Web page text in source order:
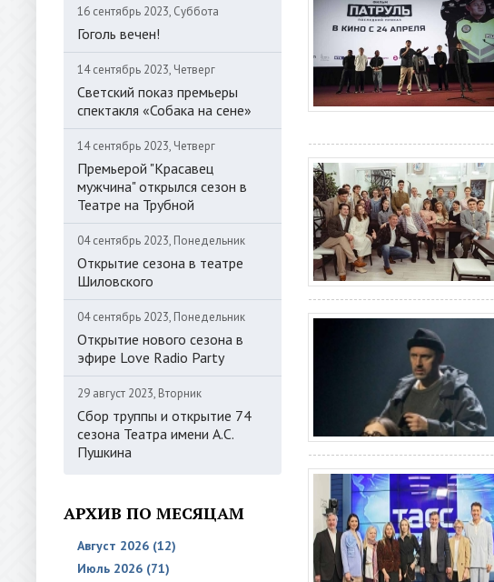
16 сентябрь 2023, Суббота
Гоголь вечен!
14 сентябрь 2023, Четверг
Светский показ премьеры
спектакля «Собака на сене»
14 сентябрь 2023, Четверг
Премьерой "Красавец
мужчина" открылся сезон в
Театре на Трубной
04 сентябрь 2023, Понедельник
Открытие сезона в театре
Шиловского
04 сентябрь 2023, Понедельник
Открытие нового сезона в
эфире Love Radio Party
29 август 2023, Вторник
Сбор труппы и открытие 74
сезона Театра имени А.С.
Пушкина
АРХИВ ПО МЕСЯЦАМ
Август 2026 (12)
Июль 2026 (71)